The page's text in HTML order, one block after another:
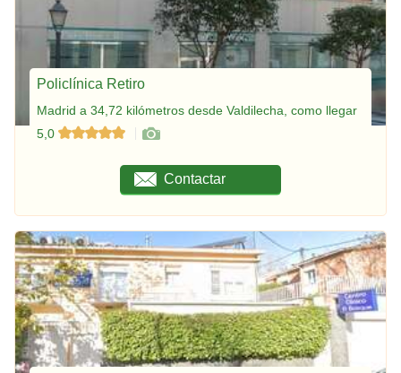
Policlínica Retiro
Madrid a 34,72 kilómetros desde Valdilecha, como llegar
5,0
Contactar